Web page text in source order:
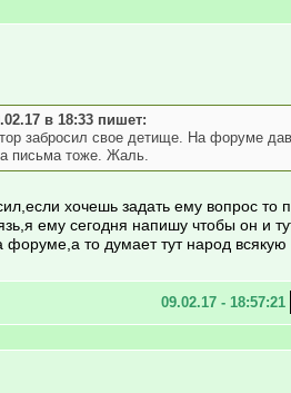
в 18:33 пишет:
забросил свое детище. На форуме
письма тоже. Жаль.
хочешь задать ему вопрос то
ему сегодня напишу чтобы он и
форуме,а то думает тут народ
09.02.17 - 18:57:21